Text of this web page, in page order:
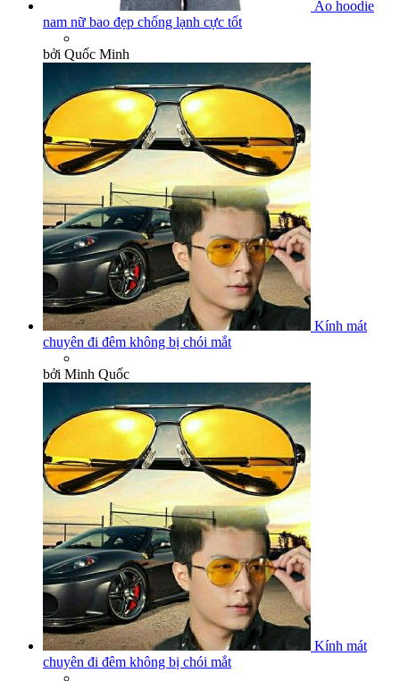
Áo hoodie
nam nữ bao đẹp chống lạnh cực tốt
bởi Quốc Minh
Kính mát
chuyên đi đêm không bị chói mắt
bởi Minh Quốc
Kính mát
chuyên đi đêm không bị chói mắt